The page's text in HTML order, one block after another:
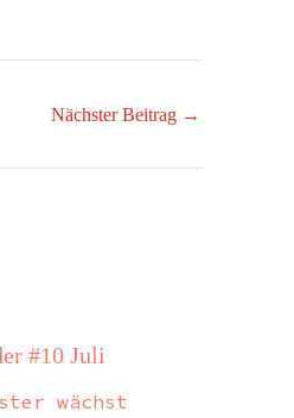
Nächster Beitrag →
#10 Juli
wächst